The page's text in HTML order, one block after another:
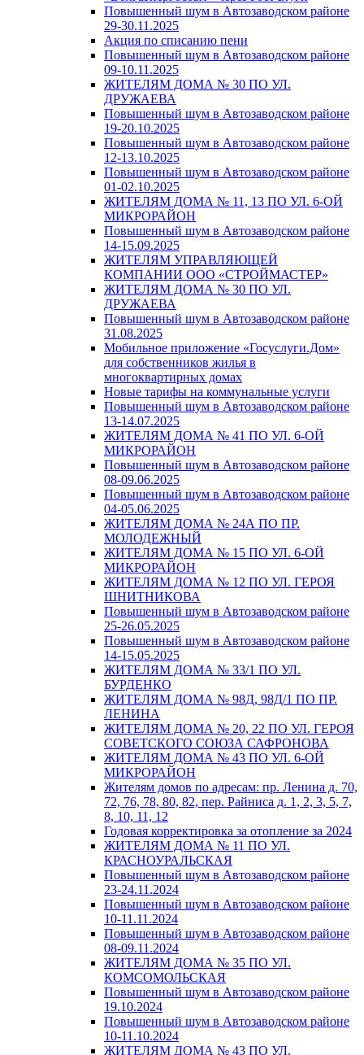
Повышенный шум в Автозаводском районе
29-30.11.2025
Акция по списанию пени
Повышенный шум в Автозаводском районе
09-10.11.2025
ЖИТЕЛЯМ ДОМА № 30 ПО УЛ.
ДРУЖАЕВА
Повышенный шум в Автозаводском районе
19-20.10.2025
Повышенный шум в Автозаводском районе
12-13.10.2025
Повышенный шум в Автозаводском районе
01-02.10.2025
ЖИТЕЛЯМ ДОМА № 11, 13 ПО УЛ. 6-ОЙ
МИКРОРАЙОН
Повышенный шум в Автозаводском районе
14-15.09.2025
ЖИТЕЛЯМ УПРАВЛЯЮЩЕЙ
КОМПАНИИ ООО «СТРОЙМАСТЕР»
ЖИТЕЛЯМ ДОМА № 30 ПО УЛ.
ДРУЖАЕВА
Повышенный шум в Автозаводском районе
31.08.2025
Мобильное приложение «Госуслуги.Дом»
для собственников жилья в
многоквартирных домах
Новые тарифы на коммунальные услуги
Повышенный шум в Автозаводском районе
13-14.07.2025
ЖИТЕЛЯМ ДОМА № 41 ПО УЛ. 6-ОЙ
МИКРОРАЙОН
Повышенный шум в Автозаводском районе
08-09.06.2025
Повышенный шум в Автозаводском районе
04-05.06.2025
ЖИТЕЛЯМ ДОМА № 24А ПО ПР.
МОЛОДЕЖНЫЙ
ЖИТЕЛЯМ ДОМА № 15 ПО УЛ. 6-ОЙ
МИКРОРАЙОН
ЖИТЕЛЯМ ДОМА № 12 ПО УЛ. ГЕРОЯ
ШНИТНИКОВА
Повышенный шум в Автозаводском районе
25-26.05.2025
Повышенный шум в Автозаводском районе
14-15.05.2025
ЖИТЕЛЯМ ДОМА № 33/1 ПО УЛ.
БУРДЕНКО
ЖИТЕЛЯМ ДОМА № 98Д, 98Д/1 ПО ПР.
ЛЕНИНА
ЖИТЕЛЯМ ДОМА № 20, 22 ПО УЛ. ГЕРОЯ
СОВЕТСКОГО СОЮЗА САФРОНОВА
ЖИТЕЛЯМ ДОМА № 43 ПО УЛ. 6-ОЙ
МИКРОРАЙОН
Жителям домов по адресам: пр. Ленина д. 70,
72, 76, 78, 80, 82, пер. Райниса д. 1, 2, 3, 5, 7,
8, 10, 11, 12
Годовая корректировка за отопление за 2024
ЖИТЕЛЯМ ДОМА № 11 ПО УЛ.
КРАСНОУРАЛЬСКАЯ
Повышенный шум в Автозаводском районе
23-24.11.2024
Повышенный шум в Автозаводском районе
10-11.11.2024
Повышенный шум в Автозаводском районе
08-09.11.2024
ЖИТЕЛЯМ ДОМА № 35 ПО УЛ.
КОМСОМОЛЬСКАЯ
Повышенный шум в Автозаводском районе
19.10.2024
Повышенный шум в Автозаводском районе
10-11.10.2024
ЖИТЕЛЯМ ДОМА № 43 ПО УЛ.